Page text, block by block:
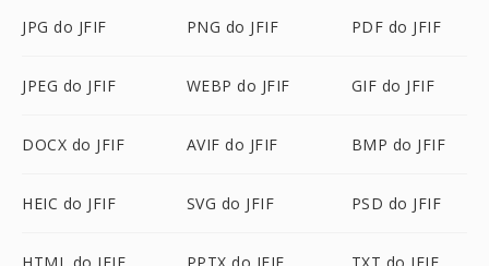
JPG do JFIF PNG do JFIF PDF do JFIF
JPEG do JFIF WEBP do JFIF GIF do JFIF
DOCX do JFIF AVIF do JFIF BMP do JFIF
HEIC do JFIF SVG do JFIF PSD do JFIF